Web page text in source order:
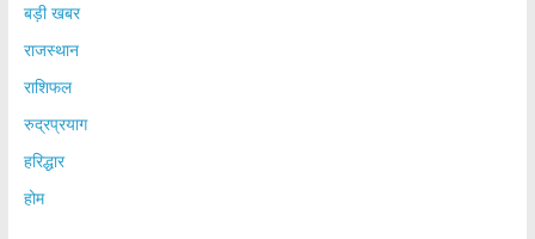
बड़ी खबर
राजस्थान
राशिफल
रुद्रप्रयाग
हरिद्धार
होम